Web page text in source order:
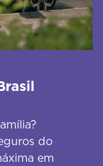
do
em